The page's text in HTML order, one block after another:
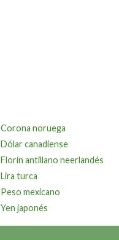
Corona noruega
Dólar canadiense
Florín antillano neerlandés
Lira turca
Peso mexicano
Yen japonés